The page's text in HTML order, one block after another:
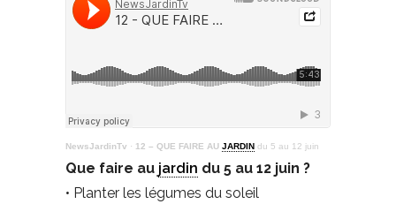
NewsJardinTv · 12 – QUE FAIRE AU JARDIN du 5 au 12 juin
Que faire au jardin du 5 au 12 juin ?
• Planter les légumes du soleil